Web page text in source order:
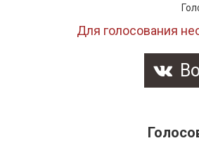
Для голосования